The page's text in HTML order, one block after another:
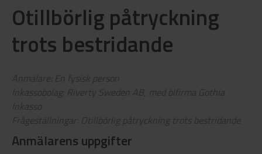
Otillbörlig påtryckning
trots bestridande
Anmälare: En fysisk person
Inkassobolag: Riverty Sweden AB, med bifirma Gothia
Inkasso
Frågeställningar: Otillbörlig påtryckning trots bestridande
Anmälarens uppgifter